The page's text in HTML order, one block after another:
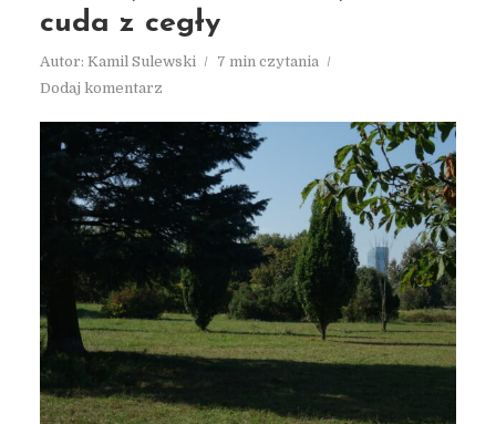
cuda z cegły
Autor: Kamil Sulewski
7 min czytania
Dodaj komentarz